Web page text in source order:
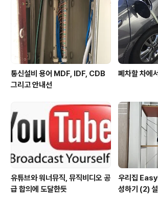
tory 블로그를 접속하는 사용자들은 변화가 있었음을 바로
알았을 것이다. 기존에도 블로그 주소뒤에 m을 입력하면
모바일 페이지를 보여..
통신설비 용어 MDF, IDF, CDB
그리고 안내선
폐차할 차에
유튜브와 워너뮤직, 뮤직비디오 공
급 합의에 도달한듯
우리집
성하기 (2)